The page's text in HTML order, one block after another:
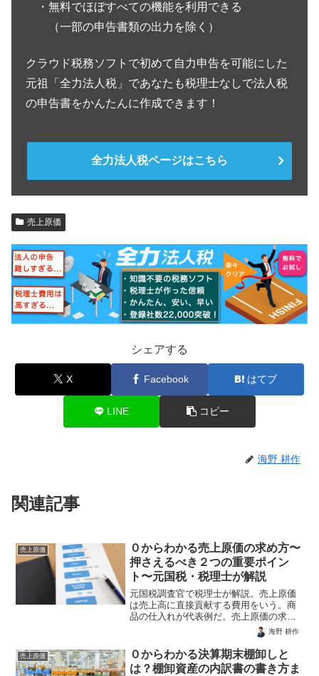
・無料でほぼすべての機能を利用できる
（一部の申告書類の出力を除く）
クラウド税務ソフトで初めて自力申告を可能にした
元祖「全力法人税」であなたも税理士なしで法人税
の申告書をかんたんに作成できます！
全力法人税ページはこちら
売上原価
シェアする
X Facebook はてブ
LINE コピー
海野 耕作
関連記事
売上原価
０からわかる売上原価の求め方〜
押さえるべき２つの重要ポイン
ト〜元国税・税理士が解説
元国税調査官で税理士が解説。売上原価
は売上高に直接貢献する費用をいう。商
品の仕入れが代表例だ。売上原価の求め
方は「期首商品棚卸高+仕入高ー期末商品
棚卸高」期末商品棚卸高を差し引くとこ
ろが肝だ。これを理解するには費用収益
対応の原則を理解することが肝要だ。
海野 耕作
売上原価
０からわかる決算期末棚卸しと
は？棚卸資産の内訳書の書き方ま